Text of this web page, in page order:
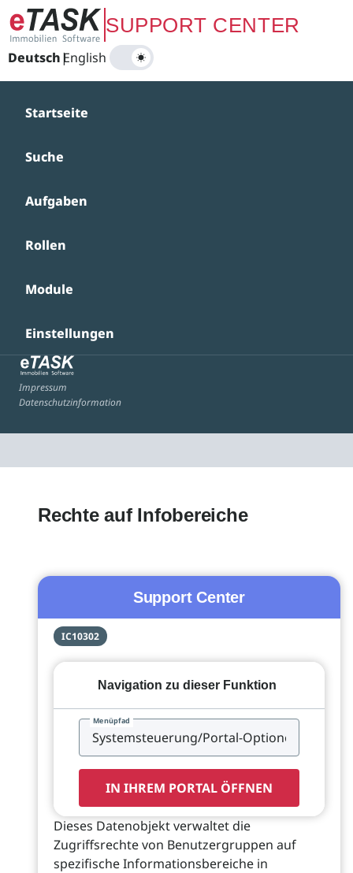
Zum Hauptinhalt springenSUPPORT CENTER
Deutsch|
English
Startseite
Suche
Aufgaben
Rollen
Module
Einstellungen
Impressum
Datenschutzinformation
Rechte auf Infobereiche
Support Center
IC10302
Navigation zu dieser Funktion
Menüpfad
IN IHREM PORTAL ÖFFNEN
Dieses Datenobjekt verwaltet die
Zugriffsrechte von Benutzergruppen auf
spezifische Informationsbereiche in